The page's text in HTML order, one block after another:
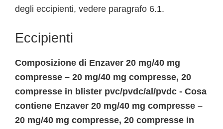
degli eccipienti, vedere paragrafo 6.1.
Eccipienti
Composizione di Enzaver 20 mg/40 mg
compresse – 20 mg/40 mg compresse, 20
compresse in blister pvc/pvdc/al/pvdc - Cosa
contiene Enzaver 20 mg/40 mg compresse –
20 mg/40 mg compresse, 20 compresse in